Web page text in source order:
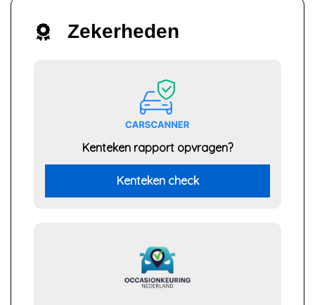
Zekerheden
Kenteken rapport opvragen?
Kenteken check